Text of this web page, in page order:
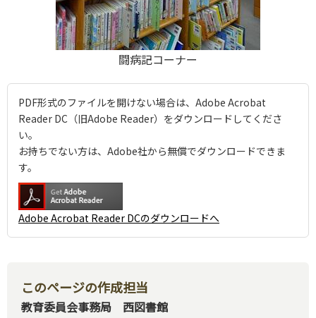
闘病記コーナー
PDF形式のファイルを開けない場合は、Adobe Acrobat
Reader DC（旧Adobe Reader）をダウンロードしてくださ
い。
お持ちでない方は、Adobe社から無償でダウンロードできま
す。
Adobe Acrobat Reader DCのダウンロードへ
このページの作成担当
教育委員会事務局 西図書館